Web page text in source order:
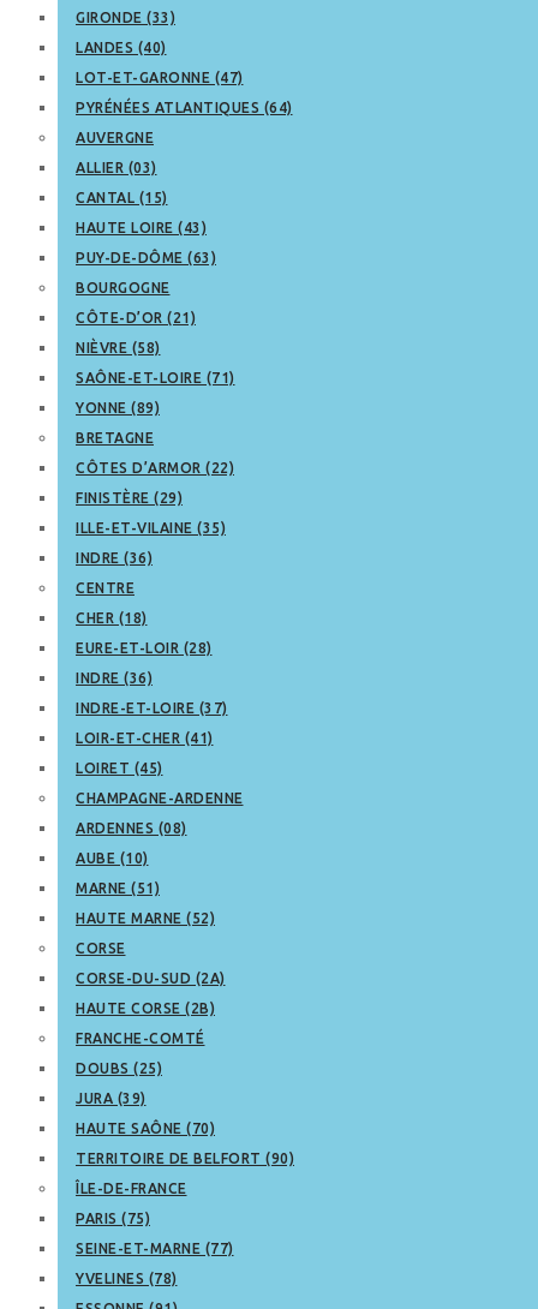
GIRONDE (33)
LANDES (40)
LOT-ET-GARONNE (47)
PYRÉNÉES ATLANTIQUES (64)
AUVERGNE
ALLIER (03)
CANTAL (15)
HAUTE LOIRE (43)
PUY-DE-DÔME (63)
BOURGOGNE
CÔTE-D’OR (21)
NIÈVRE (58)
SAÔNE-ET-LOIRE (71)
YONNE (89)
BRETAGNE
CÔTES D’ARMOR (22)
FINISTÈRE (29)
ILLE-ET-VILAINE (35)
INDRE (36)
CENTRE
CHER (18)
EURE-ET-LOIR (28)
INDRE (36)
INDRE-ET-LOIRE (37)
LOIR-ET-CHER (41)
LOIRET (45)
CHAMPAGNE-ARDENNE
ARDENNES (08)
AUBE (10)
MARNE (51)
HAUTE MARNE (52)
CORSE
CORSE-DU-SUD (2A)
HAUTE CORSE (2B)
FRANCHE-COMTÉ
DOUBS (25)
JURA (39)
HAUTE SAÔNE (70)
TERRITOIRE DE BELFORT (90)
ÎLE-DE-FRANCE
PARIS (75)
SEINE-ET-MARNE (77)
YVELINES (78)